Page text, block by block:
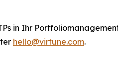
in Ihr
hello@virtune.com.